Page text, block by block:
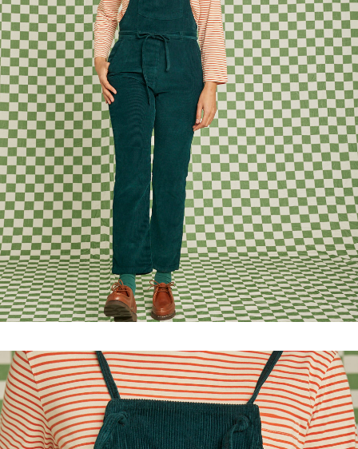
BLEU DE CHAUFFE
BLUNDSTONE
KLEMAN
LE BONNET AMSTERDAM
STORIATIPIC
WOMAN by COMMON PROJECTS
CATEGORIES
TOPS
PULLS & SWEATS
PANTALONS & SHORTS
JUPES
ROBES ET COMBINAISONS
CARDIGANS, VESTES & MANTEAUX
FOOTWEAR WOMAN
ACCESSOIRES FEMME
LES MARQUES
ABOUT COMPANIONS
BASK IN THE SUN
MAISON LABICHE
MAISON STANDARDS
MINIMUM
MISERICORDIA
NUDIE JEANS
OLOW
PYRENEX
RAINS
BLEU DE CHAUFFE
BLUNDSTONE